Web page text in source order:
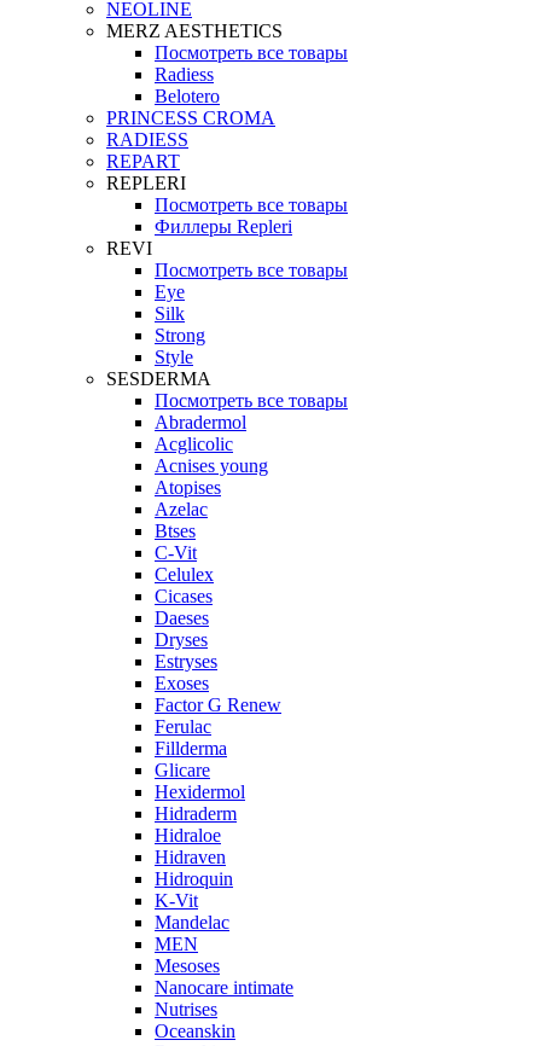
NEOLINE
MERZ AESTHETICS
Посмотреть все товары
Radiess
Belotero
PRINCESS CROMA
RADIESS
REPART
REPLERI
Посмотреть все товары
Филлеры Repleri
REVI
Посмотреть все товары
Eye
Silk
Strong
Style
SESDERMA
Посмотреть все товары
Abradermol
Acglicolic
Acnises young
Atopises
Azelac
Btses
C-Vit
Celulex
Cicases
Daeses
Dryses
Estryses
Exoses
Factor G Renew
Ferulac
Fillderma
Glicare
Hexidermol
Hidraderm
Hidraloe
Hidraven
Hidroquin
K-Vit
Mandelac
MEN
Mesoses
Nanocare intimate
Nutrises
Oceanskin